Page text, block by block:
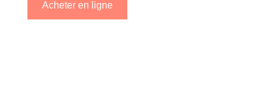
Acheter en ligne